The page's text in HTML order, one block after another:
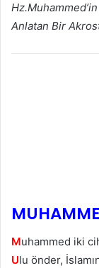
Anlatan Bir
Muhаmmеd іkі
Ulu önder,